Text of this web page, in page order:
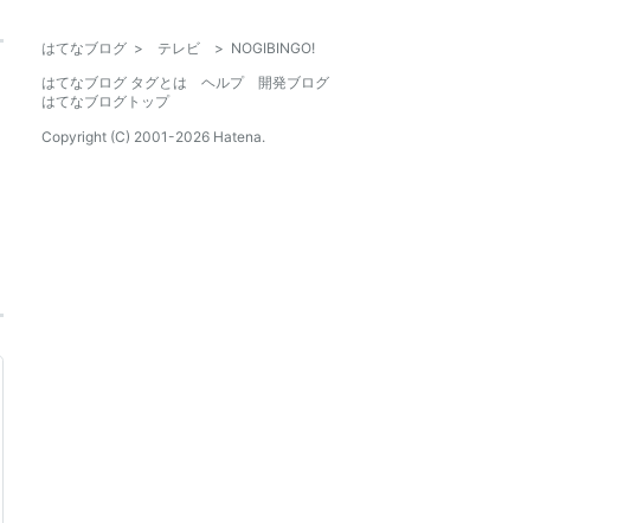
はてなブログ > テレビ > NOGIBINGO!
はてなブログ タグとは
ヘルプ
開発ブログ
はてなブログトップ
Copyright (C) 2001-2026 Hatena.